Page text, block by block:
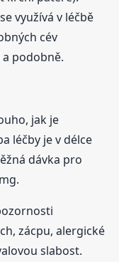
využívá v léčbě
cév
podobně.
jak je
léčby je v délce
dávka pro
zácpu, alergické
slabost.